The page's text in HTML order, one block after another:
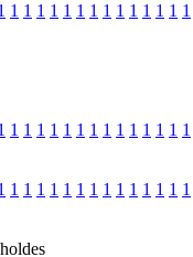
1 1 1 1 1 1 1 1 1 1 1 1 1 1
1 1 1 1 1 1 1 1 1 1 1 1 1 1
1 1 1 1 1 1 1 1 1 1 1 1 1 1